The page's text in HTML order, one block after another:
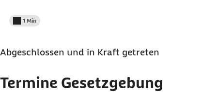
Lesedauer weniger als
1 Min
Abgeschlossen und in Kraft getreten
Termine Gesetzgebung